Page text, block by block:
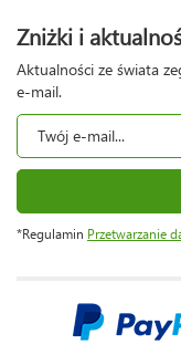
Zniżki i
Aktualności ze świata
e-mail.
*Regulamin Przetwarzanie